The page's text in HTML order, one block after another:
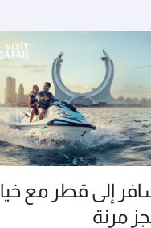
إلى قطر مع
مرنة